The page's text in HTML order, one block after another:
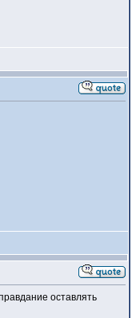
оставлять